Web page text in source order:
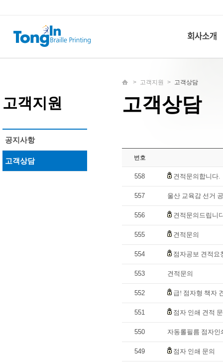
고객지원
공지사항
고객상담
> 고객지원 > 고객상담
고객상담
번호
558 견적문의합니다.
557 울산 교육감 선거
556 견적문의드립니
555 견적문의
554 점자공보 견적요
553 견적문의
552 급! 점자형 책자
551 점자 인쇄 견적
550 자동롤필름 점자인
549 점자 인쇄 문의